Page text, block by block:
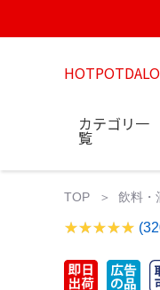
カテゴリ一
覧
TOP 飲料・